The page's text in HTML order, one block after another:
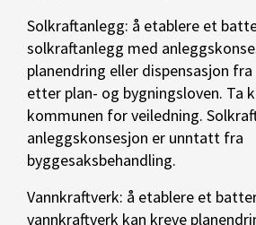
Solkraftanlegg: å etablere et
solkraftanlegg med
planendring eller dispensasjon
etter plan- og bygningsloven. Ta
kommunen for veiledning.
anleggskonsesjon er unntatt fra
byggesaksbehandling.
Vannkraftverk: å etablere et
vannkraftverk kan kreve